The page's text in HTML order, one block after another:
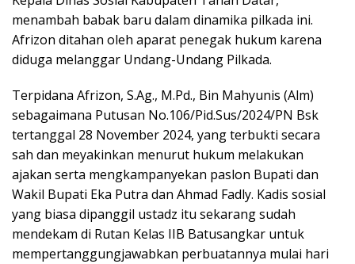
menambah babak baru dalam dinamika pilkada ini.
Afrizon ditahan oleh aparat penegak hukum karena
diduga melanggar Undang-Undang Pilkada.
Terpidana Afrizon, S.Ag., M.Pd., Bin Mahyunis (Alm)
sebagaimana Putusan No.106/Pid.Sus/2024/PN Bsk
tertanggal 28 November 2024, yang terbukti secara
sah dan meyakinkan menurut hukum melakukan
ajakan serta mengkampanyekan paslon Bupati dan
Wakil Bupati Eka Putra dan Ahmad Fadly. Kadis sosial
yang biasa dipanggil ustadz itu sekarang sudah
mendekam di Rutan Kelas IIB Batusangkar untuk
mempertanggungjawabkan perbuatannya mulai hari